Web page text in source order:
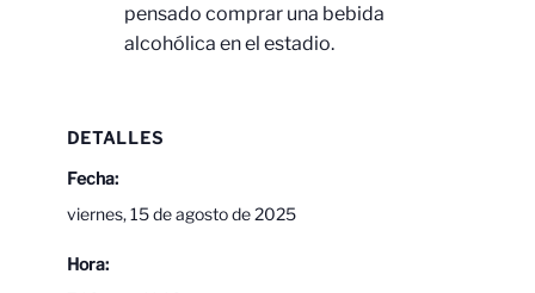
pensado comprar una bebida
alcohólica en el estadio.
DETALLES
Fecha:
viernes, 15 de agosto de 2025
Hora: